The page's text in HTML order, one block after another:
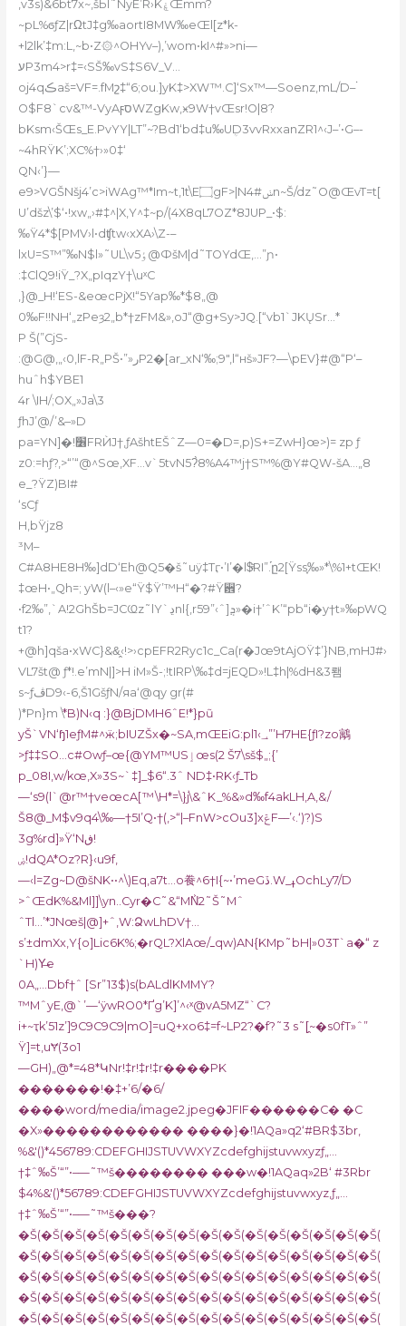
‚v3s)&6bt7x~‚šЬI˜NyE’R›KۼŒmm?
~pL%ϭƒZ|rΩtJ‡g‰aortI8MW‰eŒl[z*k-
+l2lk’‡m:L,~b•Z۞^OHYv–),’wom•kI^#»>ni—
עP3m4>r‡=‹SŠ‰vS‡S6V_V…
oj4qڪaš=VF=.fMշ‡“6;ou.]yK‡>XW™.C]‘Sx™—Soenz‚mL/D–۬
O$F8`cv&™-VyAϝסWZgKw‚ӿ9W†vŒsr!O|8?
bKsm‹ŠŒs_E.PvYY|LT”~?Bd1‘bd‡u‰UܴD3vvRxxanZR1^‹J–’•G–-
~4hRŸK’;XC%†›»0‡‘
QN‹’}—
e9>VGŠNšj4’c>iWAg™*Im~t,1t\E۝gF>|Nݭ#4n~Š/dz˜O@ŒvT=t[
U’dšz\’$‘•!xw„›#‡^|X,Y^‡~p/(4X8qL7OZ*8JUP_•$:
‰Ÿ4*$[PMV›l•dʧtw‹xXA›\Z-–
lxU=S™”‰N$l»˜UL\v5ٶ@ФšM|d˜TOYdŒ‚…”ɲ•
:‡ClQ9!iŸ_?X„pIqzY†\uˣC
,}@_H!‘ES-&eœcPjX!“5Yap‰*$8„@
0‰F!!NH‘„zPeȝ2„b*†zFM&»,oJ“@g+Sy>JQ.[“vb1`JKŲSr…*
P Š(”CjS-
:@G@,„‹0,lF-R„PŠ•”»رP2�[ar_xN‘‰;9″‚l“нš»JF?—\pEV}#@“P‘–
huˆh$YBE1
4r \IH/;OX„»Ja\3
ƒhJ’@/’&–»D
pa=YN]�!׶FRЍJ†,ƒAšhtEŠˆZ—0=�D=‚p)S+=ZwH}œ>)= zp ƒ
z0:=hƒ?,>“’“@^Sœ‚XF…v`5tvN5?̀8%A4™j†S™%@Y#QW-šA…„8
e_?ŸZ)BI#
‘sCƒ
H‚bŸjz8
³M–
C#A8HE8H‰]dD‘Eh@Q5�š˜uÿ‡Tӷ•’I’�l$ͣRI”.֡ը2[Ÿss֢‰»*\%1+tŒK!
‡œH•„Qh=; yW(l–‹»e“Ÿ$Ÿ’™H“�?#Ÿ꨾?
•f2‰”‚`A!2GhŠb=JCҨz˜lY`ڍnl{‚r59”‹ˆ]ܯ»�i†’ˆK’“pb“i�y†t»‰pWQ
t1?
+@h]qša•xWC}&&̭‹!>›cpEFR2Ryc1c_Ca(r�Jœ9tAjOŸ‡’}NB,mHJ#›
VL7št@ ƒ*!.e’mN|]>H iM»Š-;!tIRP\‰‡d=jEQD»!L‡h|%dH&3뢤
s~ƒڤD9‹-6‚Š1GšƒN/яa‘@qy gr(#
)*Pn}m \*B)N‹q :}@BjDMH6ˆE!*}pũ
yŠ`VN‘ɧ1eƒM#^ӝ;bIUZŠx�~SA,mŒEiG:pl1‹؀”’H7HE{ƒI?zo䴁
>ƒ‡‡SO…c#Owƒ–œ{@YM™USٳœs(2 Š7\sš$„;{’
p_08I,w/kœ,X»3S~`‡]_$6“.3ˆ ND‡•RK‹ƒߺTb
—‘s9(l`@r™†veœcA[™\H*=\}j\&ˆK_%&»d‰f4akLH,A,&/
Š8@_M$v9q4\‰—†5I’Q•†(,>“|–FnW>cOu3]xݝF––’‹.‘)?)S
3g%rd]»Ÿ‘Nڧ!
ۻ!dQA*Oz?R}‹u9f,
—‹l=Zg~D@šNK••^\)Eq‚a7t…o飬^6†I{~•’meGڏ.W_ߪOchLy7/D
>ˆŒdK%&Ml]]\yn..Cyr�C˜&“MN͐2˜Š˜Mˆ
ˆTl…’*JNœš|@]+ˆ,W:ՁwLhDV†…
s’±dmXx,Y{o]Lic6K%;�rQL?XlAœ/ߺqw)AN{KMp˜bH|»03T`a�“ z
`H)Y̶e
0A„…Dbf†ˆ [Sr”13$)s(bALdlKMMY?
™MˆyE‚@`’—‘ӱwRO0*Ґg’K]’^‹ˣ@vA5MZ“`C?
i+~ҭk’51z’]9C9C9C9|mO]=uQ+xo6‡=f~LP2?�f?˜3 s˜[̯~�s0fT»ˆ”
Ÿ]=t,uɎ(3o1
—GH)„@*=48*ԿNr!‡r!‡r!‡r����PK
�������!�‡+’6/�6/
����word/media/image2.jpeg�JFIF������C� �C
�X»������������ ����}�!1AQa»q2‘#BR$3br‚
%&'()*456789:CDEFGHIJSTUVWXYZcdefghijstuvwxyzƒ„…
†‡ˆ‰Š’“”•–—˜™š�������� ���w�!1AQaq»2B‘ #3Rbr
$4%&'()*56789:CDEFGHIJSTUVWXYZcdefghijstuvwxyz‚ƒ„…
†‡ˆ‰Š’“”•–—˜™š���?
�Š(�Š(�Š(�Š(�Š(�Š(�Š(�Š(�Š(�Š(�Š(�Š(�Š(�Š(�Š(�Š(
�Š(�Š(�Š(�Š(�Š(�Š(�Š(�Š(�Š(�Š(�Š(�Š(�Š(�Š(�Š(�Š(
�Š(�Š(�Š(�Š(�Š(�Š(�Š(�Š(�Š(�Š(�Š(�Š(�Š(�Š(�Š(�Š(
�Š(�Š(�Š(�Š(�Š(�Š(�Š(�Š(�Š(�Š(�Š(�Š(�Š(�Š(�Š(�Š(
�Š(�Š(�Š(�Š(�Š(�Š(�Š(�Š(�Š(�Š(�Š(�Š(�Š(�Š(�Š(�Š(